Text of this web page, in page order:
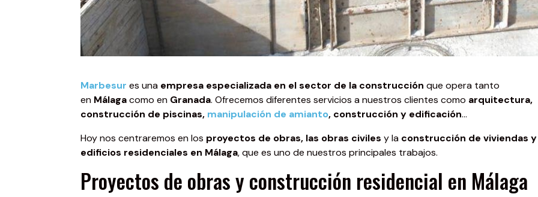
Marbesur es una empresa especializada en el sector de la construcción que opera tanto
en Málagacomo en Granada. Ofrecemos diferentes servicios a nuestros clientes como arquitectura,
construcción de piscinas, manipulación de amianto, construcción y edificación…
Hoy nos centraremos en los proyectos de obras, las obras civiles y la construcción de viviendas y
edificios residenciales en Málaga, que es uno de nuestros principales trabajos.
Proyectos de obras y construcción residencial en Málaga